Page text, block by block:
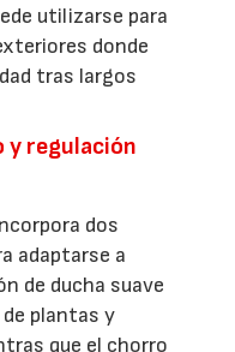
utilizarse para
donde
tras largos
y regulación
dos
adaptarse a
de ducha suave
plantas y
que el chorro